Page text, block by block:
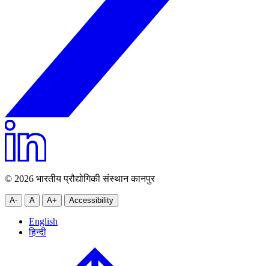
© 2026 भारतीय प्रौद्योगिकी संस्थान कानपुर
A- A A+ Accessibility
English
हिन्दी